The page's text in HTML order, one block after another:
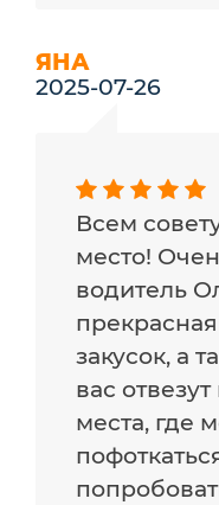
ЯНА
2025-07-26
Всем
место!
водитель
закусок, а
вас
места, где